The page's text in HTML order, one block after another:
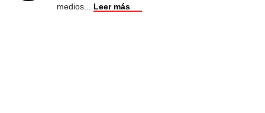
medios
Leer más